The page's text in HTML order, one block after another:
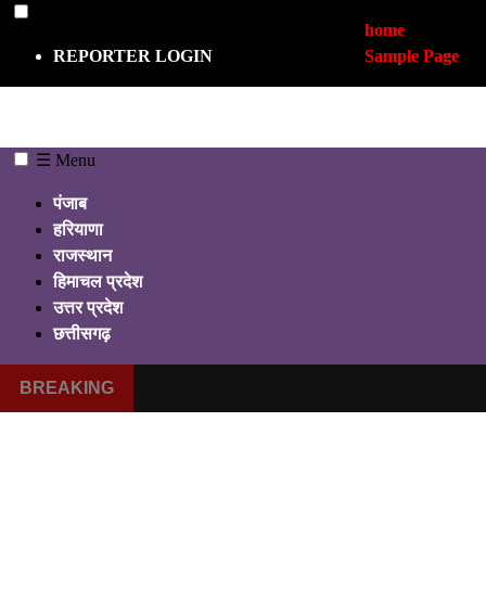
REPORTER LOGIN
home
Sample Page
☰ Menu
पंजाब
हरियाणा
राजस्थान
हिमाचल प्रदेश
उत्तर प्रदेश
छत्तीसगढ़
BREAKING